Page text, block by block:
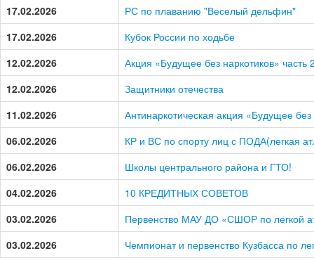
17.02.2026
РС по плаванию "Веселый дельфин"
17.02.2026
Кубок России по ходьбе
12.02.2026
Акция «Будущее без наркотиков» часть
12.02.2026
Защитники отечества
11.02.2026
Антинаркотическая акция «Будущее без
06.02.2026
КР и ВС по спорту лиц с ПОДА(легкая
06.02.2026
Школы центрального района и ГТО!
04.02.2026
10 КРЕДИТНЫХ СОВЕТОВ
03.02.2026
Первенство МАУ ДО «СШОР по легкой
03.02.2026
Чемпионат и первенство Кузбасса по